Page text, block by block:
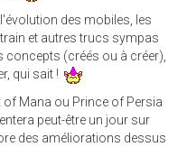
des mobiles, les
et autres trucs sympas
concepts (créés ou à créer),
qui sait !
of Mana ou Prince of Persia
peut-être un jour sur
des améliorations dessus